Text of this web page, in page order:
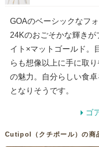
GOAのベーシックなフ
24Kのおごそかな輝き
イト×マットゴールド。
らも想像以上に手に取
の魅力。自分らしい食
となりそうです。
ゴ
Cutipol（クチポール）の商